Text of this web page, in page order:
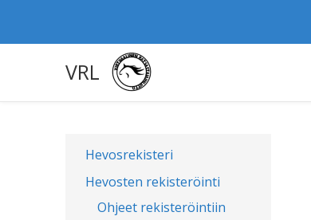
VRL
Hevosrekisteri
Hevosten rekisteröinti
Ohjeet rekisteröintiin